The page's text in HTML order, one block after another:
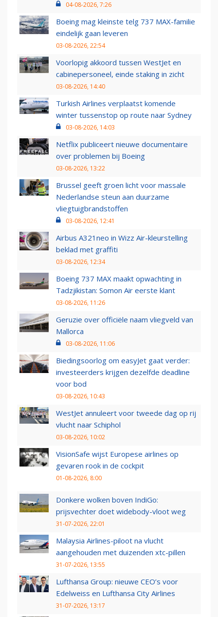
04-08-2026, 7:26
Boeing mag kleinste telg 737 MAX-familie
eindelijk gaan leveren
03-08-2026, 22:54
Voorlopig akkoord tussen WestJet en
cabinepersoneel, einde staking in zicht
03-08-2026, 14:40
Turkish Airlines verplaatst komende
winter tussenstop op route naar Sydney
03-08-2026, 14:03
Netflix publiceert nieuwe documentaire
over problemen bij Boeing
03-08-2026, 13:22
Brussel geeft groen licht voor massale
Nederlandse steun aan duurzame
vliegtuigbrandstoffen
03-08-2026, 12:41
Airbus A321neo in Wizz Air-kleurstelling
beklad met graffiti
03-08-2026, 12:34
Boeing 737 MAX maakt opwachting in
Tadzjikistan: Somon Air eerste klant
03-08-2026, 11:26
Geruzie over officiële naam vliegveld van
Mallorca
03-08-2026, 11:06
Biedingsoorlog om easyJet gaat verder:
investeerders krijgen dezelfde deadline
voor bod
03-08-2026, 10:43
WestJet annuleert voor tweede dag op rij
vlucht naar Schiphol
03-08-2026, 10:02
VisionSafe wijst Europese airlines op
gevaren rook in de cockpit
01-08-2026, 8:00
Donkere wolken boven IndiGo:
prijsvechter doet widebody-vloot weg
31-07-2026, 22:01
Malaysia Airlines-piloot na vlucht
aangehouden met duizenden xtc-pillen
31-07-2026, 13:55
Lufthansa Group: nieuwe CEO’s voor
Edelweiss en Lufthansa City Airlines
31-07-2026, 13:17